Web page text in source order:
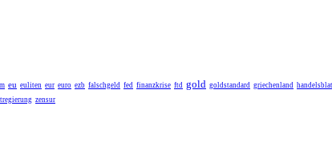
eu euliten eur euro ezb falschgeld fed finanzkrise ftd gold goldstandard griechenland
zensur